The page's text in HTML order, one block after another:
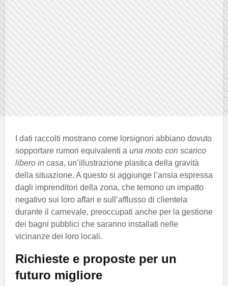
I dati raccolti mostrano come lorsignori abbiano dovuto
sopportare rumori equivalenti a una moto con scarico
libero in casa, un’illustrazione plastica della gravità
della situazione. A questo si aggiunge l’ansia espressa
dagli imprenditori della zona, che temono un impatto
negativo sui loro affari e sull’afflusso di clientela
durante il carnevale, preoccupati anche per la gestione
dei bagni pubblici che saranno installati nelle
vicinanze dei loro locali.
Richieste e proposte per un
futuro migliore